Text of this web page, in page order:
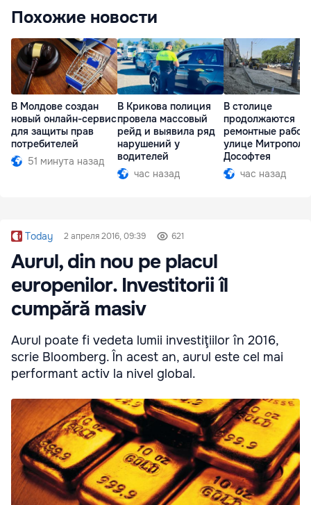
Похожие новости
В Молдове создан
новый онлайн-сервис
для защиты прав
потребителей
51 минута назад
В Крикова полиция
провела массовый
рейд и выявила ряд
нарушений у
водителей
час назад
В столице
продолжаются
ремонтные
улице
Дософтея
час назад
Today 2 апреля 2016, 09:39 621
Aurul, din nou pe placul
europenilor. Investitorii îl
cumpără masiv
Aurul poate fi vedeta lumii inves­tiţiilor în 2016,
scrie Bloomberg. În acest an, aurul este cel mai
performant activ la nivel global.